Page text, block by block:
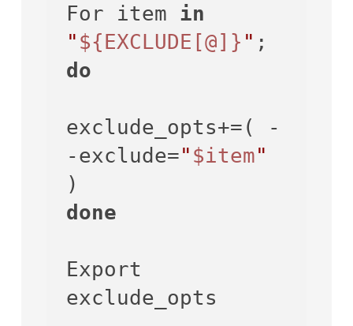
For item in
" ${EXCLUDE[@]} "
do
exclude_opts+=( -
-exclude=" $item"
done
Export
exclude_opts